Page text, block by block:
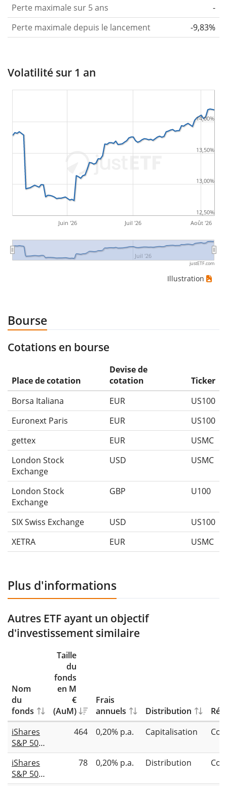
Perte maximale sur 5 ans
-
Perte maximale depuis le lancement
-9,83%
Volatilité sur 1 an
Juin '26 Juil '26 Août '26
Juil '26
12,50%
13,00%
13,50%
14,00%
justETF.com
Illustration
Bourse
Cotations en bourse
Place de cotation
Devise de
cotation
Ticker
Borsa Italiana
EUR
US100
Euronext Paris
EUR
US100
gettex
EUR
USMC
London Stock
Exchange
USD USMC
London Stock
Exchange
GBP U100
SIX Swiss Exchange USD
US100
XETRA
EUR USMC
Plus d'informations
Autres ETF ayant un objectif
d'investissement similaire
Nom
du
fonds
Taille
du
fonds
en M
€
(AuM)
Frais
annuels
Distribution
iShares
S&P 500
Top 20
UCITS
ETF USD
464 0,20% p.a. Capitalisation
iShares
S&P 500
78 0,20% p.a. Distribution